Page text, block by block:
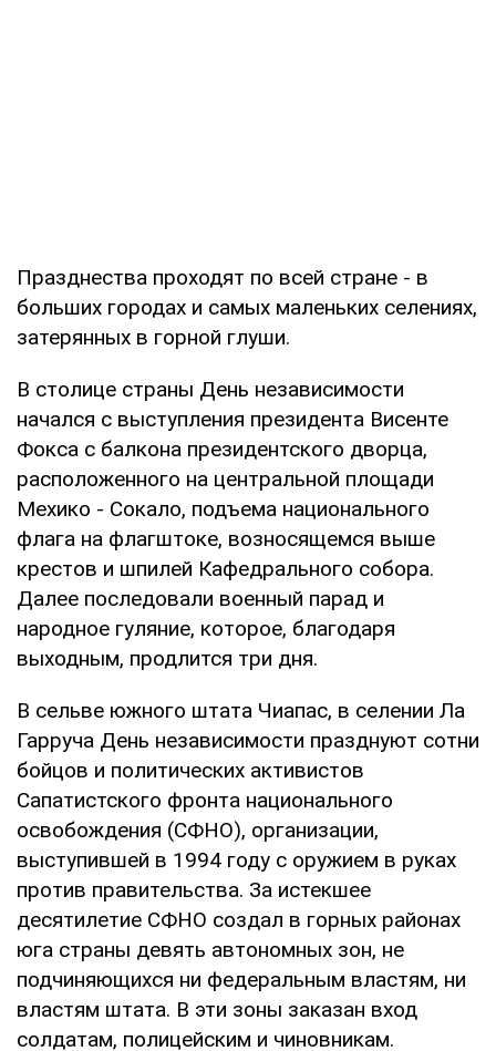
Празднества проходят по всей стране - в
больших городах и самых маленьких селениях,
затерянных в горной глуши.
В столице страны День независимости
начался с выступления президента Висенте
Фокса с балкона президентского дворца,
расположенного на центральной площади
Мехико - Сокало, подъема национального
флага на флагштоке, возносящемся выше
крестов и шпилей Кафедрального собора.
Далее последовали военный парад и
народное гуляние, которое, благодаря
выходным, продлится три дня.
В сельве южного штата Чиапас, в селении Ла
Гарруча День независимости празднуют сотни
бойцов и политических активистов
Сапатистского фронта национального
освобождения (СФНО), организации,
выступившей в 1994 году с оружием в руках
против правительства. За истекшее
десятилетие СФНО создал в горных районах
юга страны девять автономных зон, не
подчиняющихся ни федеральным властям, ни
властям штата. В эти зоны заказан вход
солдатам, полицейским и чиновникам.